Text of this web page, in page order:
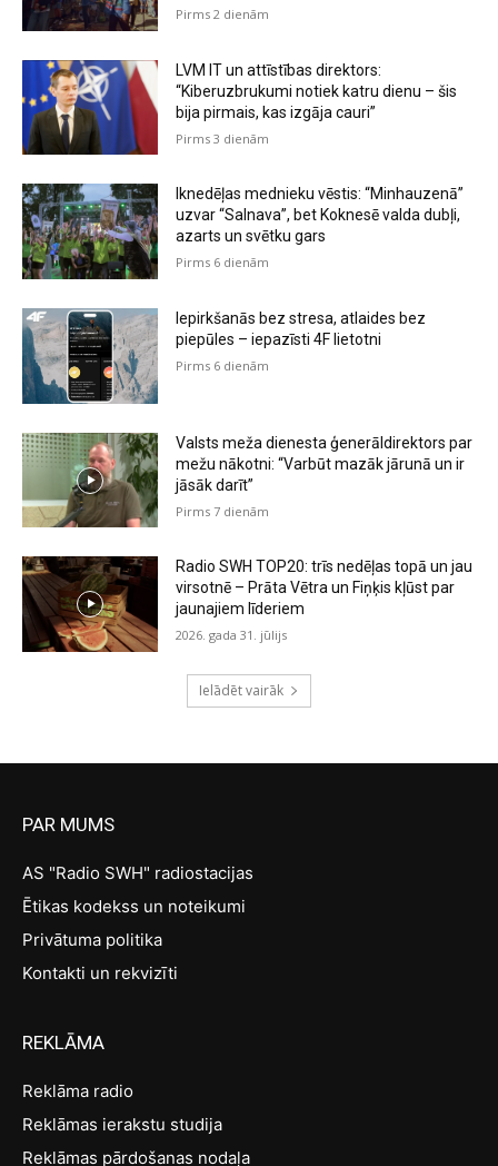
Pirms 2 dienām
LVM IT un attīstības direktors:
“Kiberuzbrukumi notiek katru dienu – šis
bija pirmais, kas izgāja cauri”
Pirms 3 dienām
Iknedēļas mednieku vēstis: “Minhauzenā”
uzvar “Salnava”, bet Koknesē valda dubļi,
azarts un svētku gars
Pirms 6 dienām
Iepirkšanās bez stresa, atlaides bez
piepūles – iepazīsti 4F lietotni
Pirms 6 dienām
Valsts meža dienesta ģenerāldirektors par
mežu nākotni: “Varbūt mazāk jārunā un ir
jāsāk darīt”
Pirms 7 dienām
Radio SWH TOP20: trīs nedēļas topā un jau
virsotnē – Prāta Vētra un Fiņķis kļūst par
jaunajiem līderiem
2026. gada 31. jūlijs
Ielādēt vairāk
PAR MUMS
AS "Radio SWH" radiostacijas
Ētikas kodekss un noteikumi
Privātuma politika
Kontakti un rekvizīti
REKLĀMA
Reklāma radio
Reklāmas ierakstu studija
Reklāmas pārdošanas nodaļa